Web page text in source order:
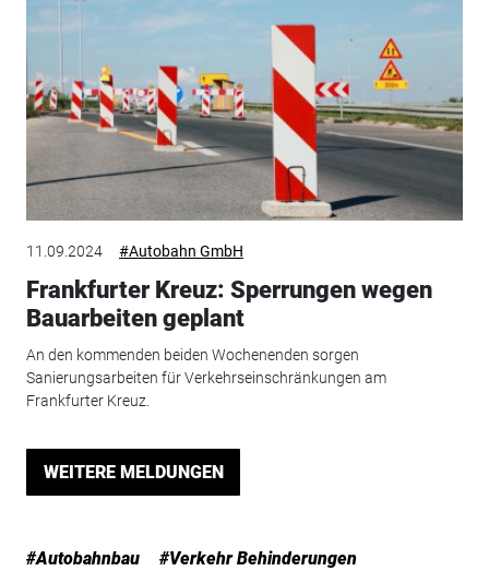
11.09.2024 #Autobahn GmbH
Frankfurter Kreuz: Sperrungen wegen
Bauarbeiten geplant
An den kommenden beiden Wochenenden sorgen
Sanierungsarbeiten für Verkehrseinschränkungen am
Frankfurter Kreuz.
WEITERE MELDUNGEN
#Autobahnbau
#Verkehr Behinderungen